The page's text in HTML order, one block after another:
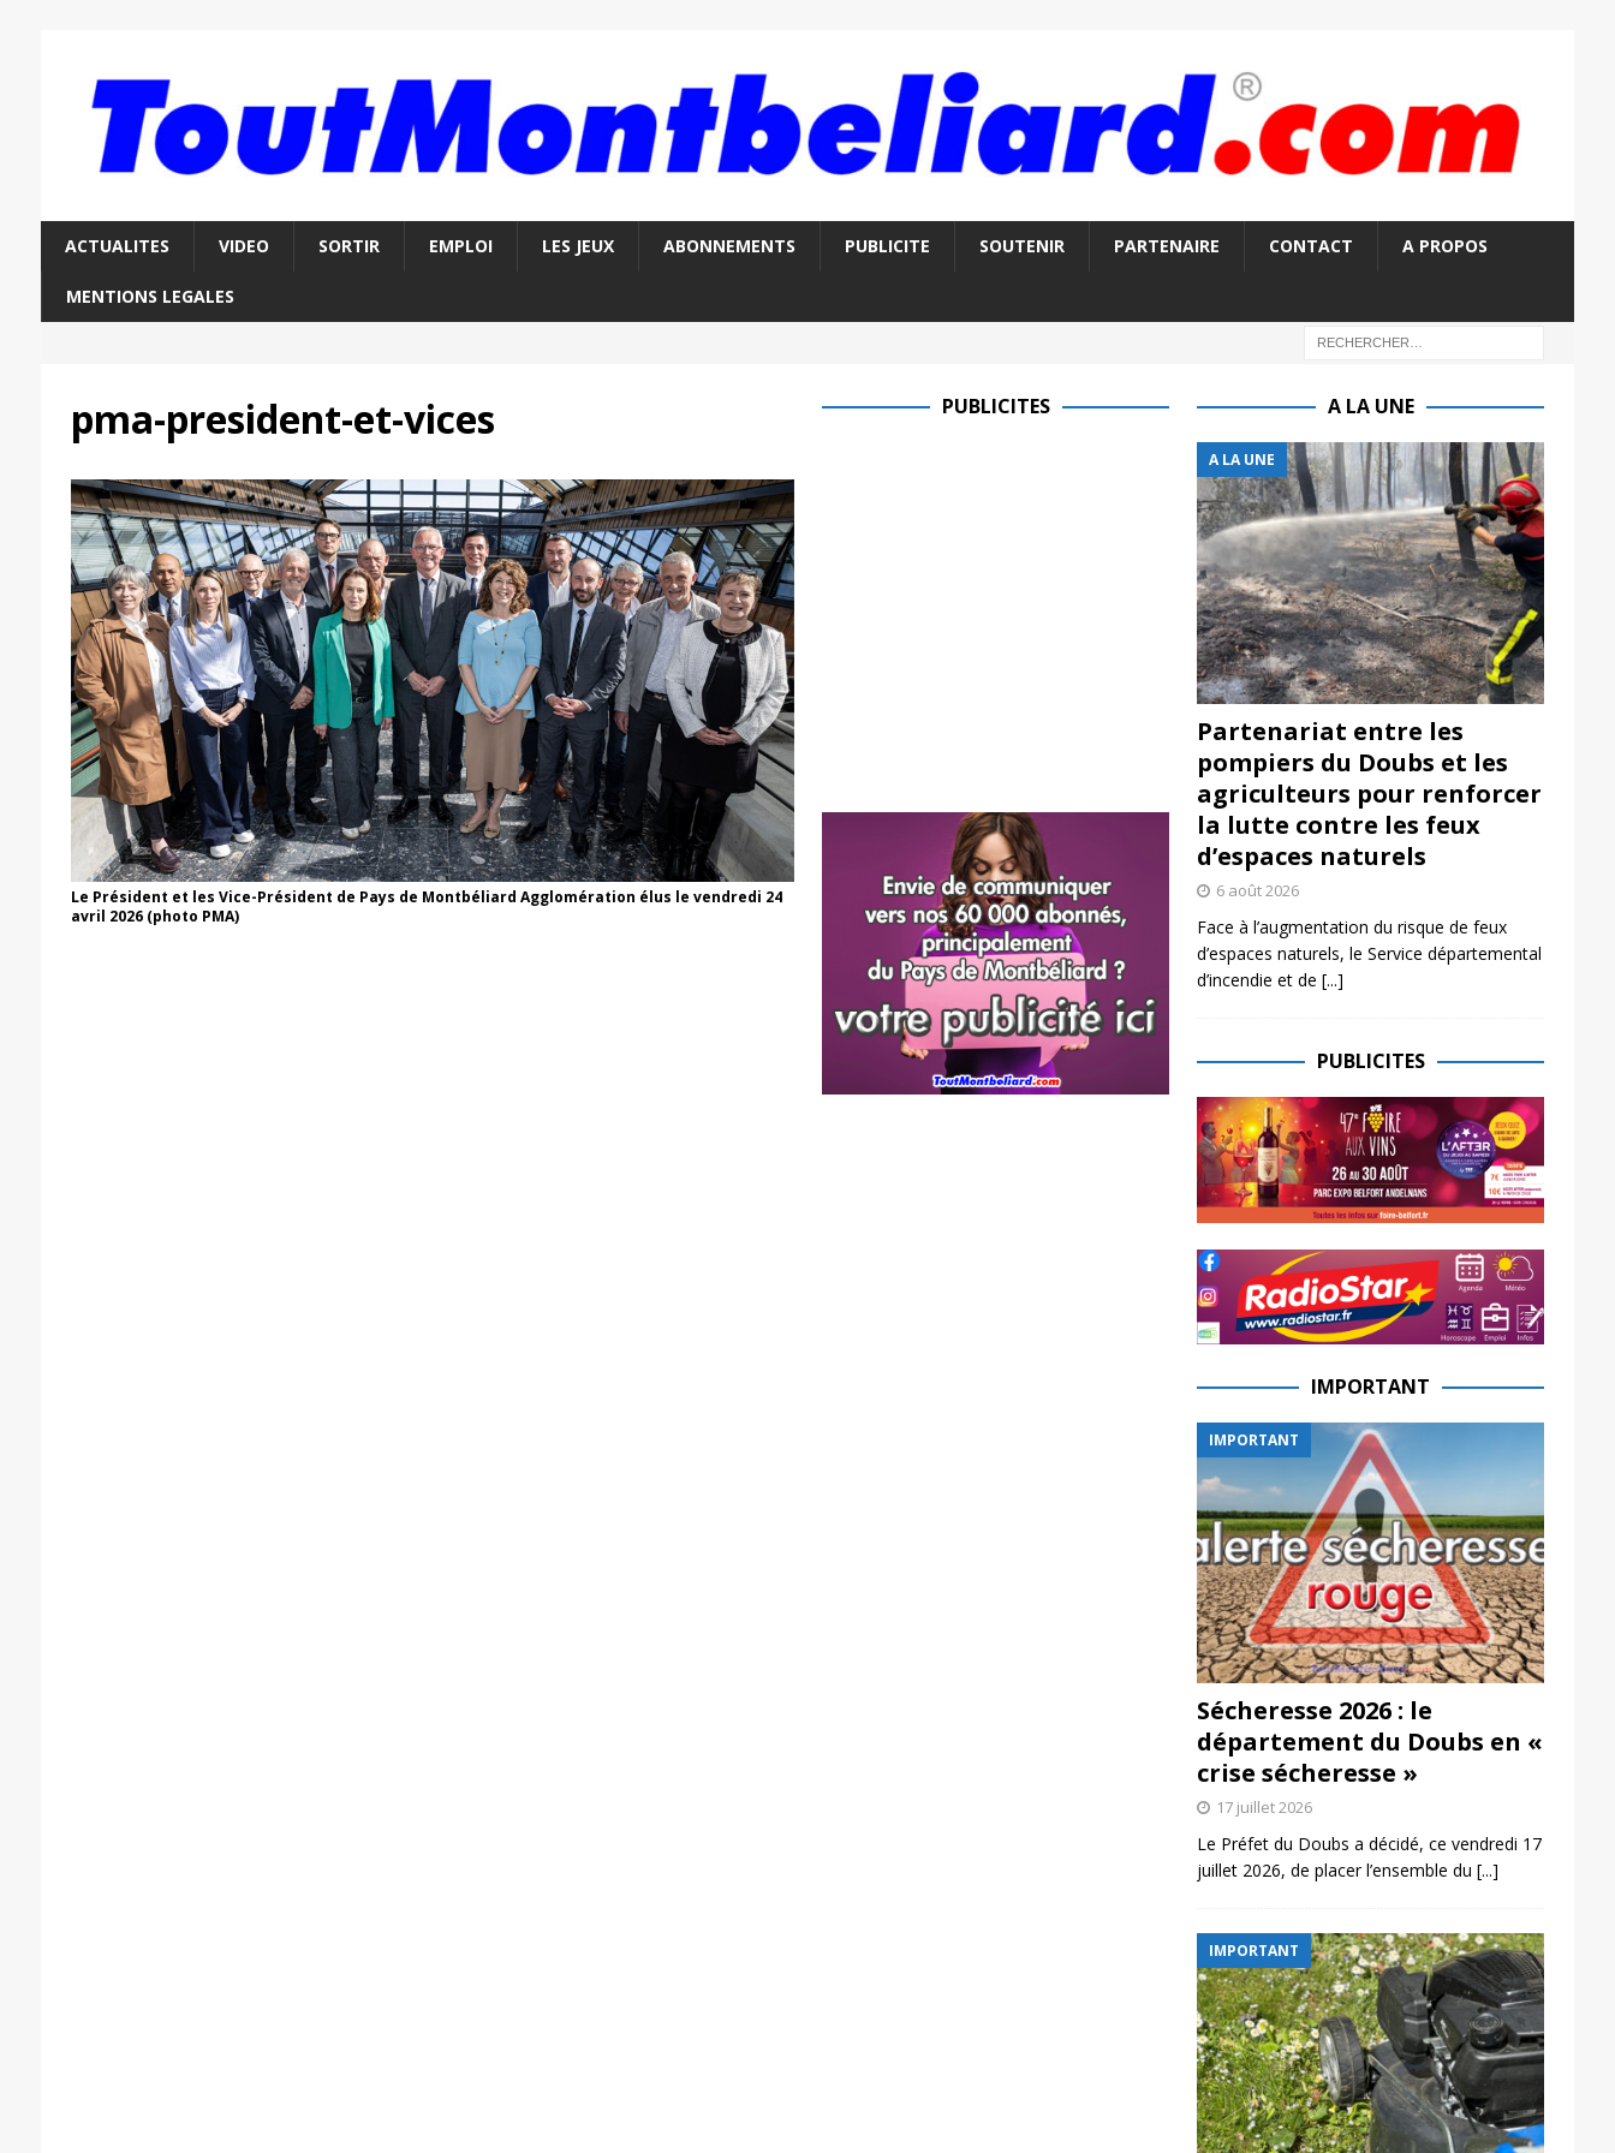
ACTUALITES VIDEO SORTIR EMPLOI LES JEUX ABONNEMENTS PUBLICITE SOUTENIR PARTENAIRE CONTACT A PROPOS
MENTIONS LEGALES
pma-president-et-vices
Le Président et les Vice-Président de Pays de Montbéliard Agglomération élus le vendredi 24
avril 2026 (photo PMA)
PUBLICITES A LA UNE
A LA UNE
Partenariat entre les
pompiers du Doubs et les
agriculteurs pour renforcer
la lutte contre les feux
d’espaces naturels
6 août 2026
Face à l’augmentation du risque de feux
d’espaces naturels, le Service départemental
d’incendie et de [...]
PUBLICITES
IMPORTANT
IMPORTANT
Sécheresse 2026 : le
département du Doubs en «
crise sécheresse »
17 juillet 2026
Le Préfet du Doubs a décidé, ce vendredi 17
juillet 2026, de placer l’ensemble du [...]
IMPORTANT